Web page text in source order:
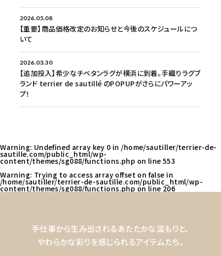
2026.05.08
【重要】商品価格改定のお知らせと今後のスケジュールにつ
いて
2026.03.30
【追加投入】希少なチベタンラグが横浜に到着。手織りラグブ
ランド terrier de sautillé のPOPUPがさらにパワーアッ
プ！
Warning: Undefined array key 0 in /home/sautiller/terrier-de-
sautille.com/public_html/wp-
content/themes/sg088/functions.php on line553
Warning: Trying to access array offset on false in
/home/sautiller/terrier-de-sautille.com/public_html/wp-
content/themes/sg088/functions.php on line 206
手仕事から生み出されるあたたかな温もりと、
やわらかな彩りを感じられるアイテムたち。